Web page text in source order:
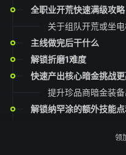
全职业开荒快速满级攻略
关于组队开荒或坐
主线做完后干什么
解锁折磨1难度
快速产出核心暗金挑战
提升珍品商暗金装备
解锁纳罕涂的额外技能
领